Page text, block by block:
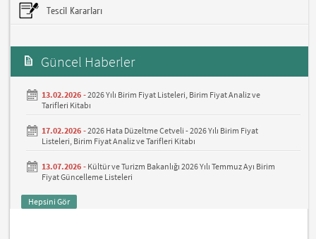
Tescil Kararları
Güncel Haberler
13.02.2026 -2026 Yılı Birim Fiyat Listeleri, Birim Fiyat Analiz ve
Tarifleri Kitabı
17.02.2026 -2026 Hata Düzeltme Cetveli - 2026 Yılı Birim Fiyat
Listeleri, Birim Fiyat Analiz ve Tarifleri Kitabı
13.07.2026 - Kültür ve Turizm Bakanlığı 2026 Yılı Temmuz Ayı Birim
Fiyat Güncelleme Listeleri
Hepsini Gör